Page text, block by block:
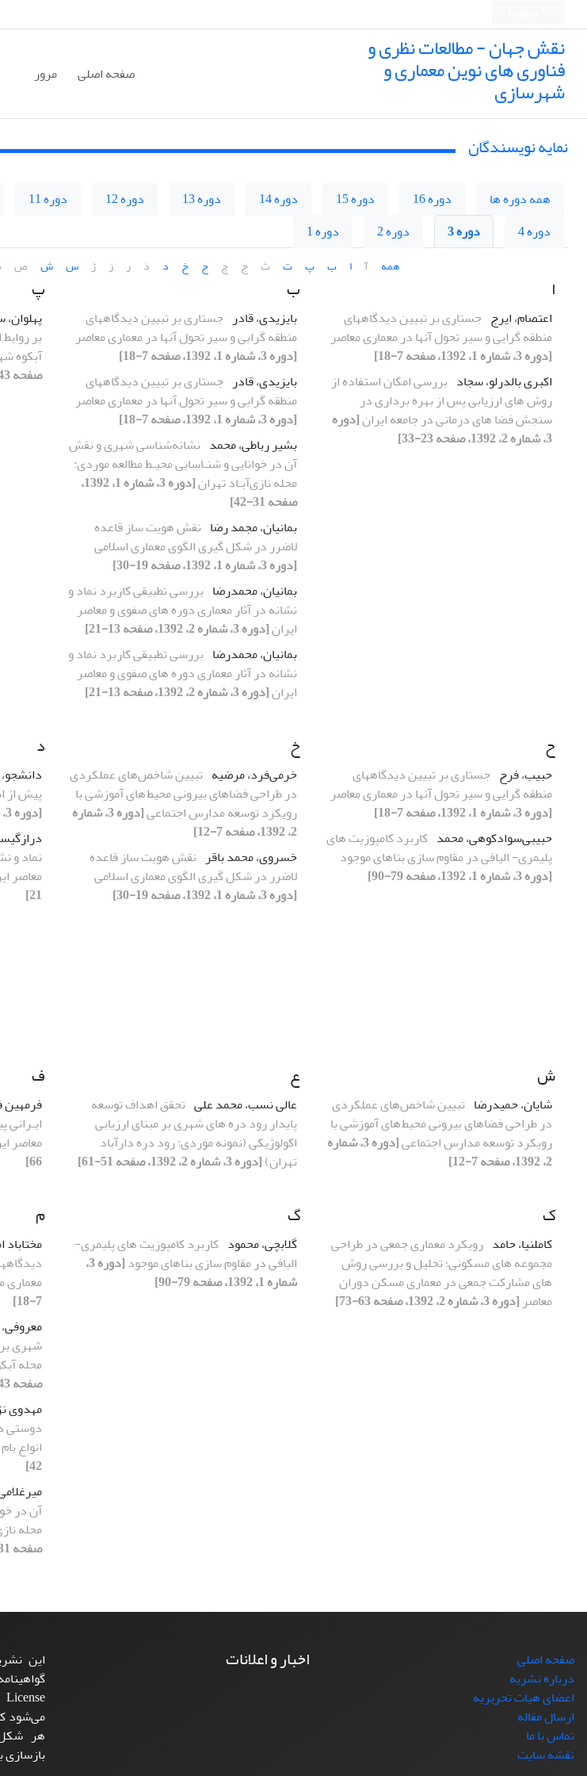
نقش جهان - مطالعات نظری و
فناوری های نوین معماری و
شهرسازی صفحه اصلی مرور
نمایه نویسندگان
همه دوره ها دوره 16 دوره 15 دوره 14 دوره 13 دوره 12 دوره 11
دوره 4
دوره 3 دوره 2 دوره 1
همه آ ا ب پ ت ث ج چ ح خ د ذ ر ز ژ س ش ص
ا
اعتصام، ایرج جستاری بر تبیین دیدگاههای
منطقه گرایی و سیر تحول آنها در معماری معاصر
[دوره 3، شماره 1، 1392، صفحه 7-18]
اکبری بالدرلو، سجاد بررسی امکان استفاده از
روش های ارزیابی پس از بهره برداری در
سنجش فضا های درمانی در جامعه ایران[دوره
3، شماره 2، 1392، صفحه 23-33]
ب
بایزیدی، قادر جستاری بر تبیین دیدگاههای
منطقه گرایی و سیر تحول آنها در معماری معاصر
[دوره 3، شماره 1، 1392، صفحه 7-18]
بایزیدی، قادر جستاری بر تبیین دیدگاههای
منطقه گرایی و سیر تحول آنها در معماری معاصر
[دوره 3، شماره 1، 1392، صفحه 7-18]
بشیر رباطی، محمد نشانه‌شناسی شهری و نقش
آن در خوانایی و شنـاسایی محیـط‌ مطالعه موردی:
محله نازی‌آبـاد تهران
[دوره 3، شماره 1، 1392،
صفحه 31-42]
بمانیان، مجمد رضا نقش هویت ساز قاعده
لاضرر در شکل گیری الگوی معماری اسلامی
[دوره 3، شماره 1، 1392، صفحه 19-30]
بمانیان، محمدرضا بررسی تطبیقی کاربرد نماد و
نشانه در آثار معماری دوره‎ های صفوی و معاصر
ایران[دوره 3، شماره 2، 1392، صفحه 13-21]
بمانیان، محمدرضا بررسی تطبیقی کاربرد نماد و
نشانه در آثار معماری دوره‎ های صفوی و معاصر
ایران[دوره 3، شماره 2، 1392، صفحه 13-21]
پ
بر
آبکوه
صفحه 43-54]
ح
حبیب، فرح جستاری بر تبیین دیدگاههای
منطقه گرایی و سیر تحول آنها در معماری معاصر
[دوره 3، شماره 1، 1392، صفحه 7-18]
حبیبی‌سوادکوهی، محمد کاربرد کامپوزیت های
پلیمری- الیافی در مقاوم سازی بناهای موجود
[دوره 3، شماره 1، 1392، صفحه 79-90]
خ
خرمی‌فرد، مرضیه تبیین شاخص‌های عملکردی
در طراحی فضاهای بیرونی محیط های آموزشی با
رویکرد توسعه مدارس اجتماعی
[دوره 3، شماره
2، 1392، صفحه 7-12]
خسروی، محمد باقر نقش هویت ساز قاعده
لاضرر در شکل گیری الگوی معماری اسلامی
[دوره 3، شماره 1، 1392، صفحه 19-30]
د
پیش از
[دوره 3، شماره 1، 1392، صفحه 55-66]
معاصر
21]
ش
شایان، حمیدرضا تبیین شاخص‌های عملکردی
در طراحی فضاهای بیرونی محیط های آموزشی با
رویکرد توسعه مدارس اجتماعی
[دوره 3، شماره
2، 1392، صفحه 7-12]
ع
عالی نسب، محمد علی تحقق اهداف توسعه
پایدار رود دره های شهری بر مبنای ارزیابی
اکولوژیکی (نمونه موردی: رود دره‌ دارآباد
تهران)[دوره 3، شماره 2، 1392، صفحه 51-61]
ف
فرمهین
معاصر
66]
ک
کاملنیا، حامد رویکرد معماری جمعی در طراحی
مجموعه های مسکونی؛ تحلیل و بررسی روش
های مشارکت جمعی در معماری مسکن دوران
معاصر [دوره 3، شماره 2، 1392، صفحه 63-73]
گ
گلابچی، محمود کاربرد کامپوزیت های پلیمری-
الیافی در مقاوم سازی بناهای موجود
[دوره 3،
شماره 1، 1392، صفحه 79-90]
م
معماری
7-18]
شهری
محله
صفحه 43-54]
مهدوی
دوستی
انواع
42]
آن در
محله
صفحه 31-42]
صفحه اصلی
درباره نشریه
اعضای هیات تحریریه
ارسال مقاله
تماس با ما
نقشه سایت
اخبار و اعلانات
این
می‌شود
هر